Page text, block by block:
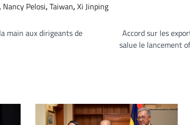
Nancy Pelosi,Taiwan,Xi Jinping
main aux dirigeants de
Accord sur les
salue le lancement